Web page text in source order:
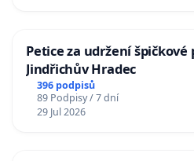
Petice za udržení špičkové
Jindřichův Hradec
396 podpisů
89 Podpisy / 7 dní
29 Jul 2026